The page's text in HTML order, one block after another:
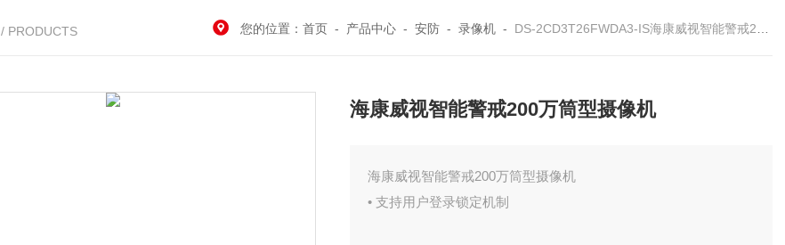
/ PRODUCTS 您的位置：首页 - 产品中心 -安防 -录像机 - DS-2CD3T26FWDA3-IS海康威视智能警戒200万筒型摄像机
海康威视智能警戒200万筒型摄像机
海康威视智能警戒200万筒型摄像机
• 支持用户登录锁定机制